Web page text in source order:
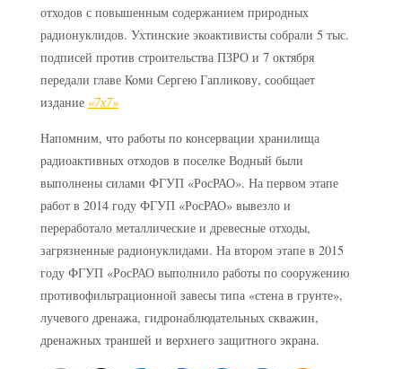
отходов с повышенным содержанием природных
радионуклидов. Ухтинские экоактивисты собрали 5 тыс.
подписей против строительства ПЗРО и 7 октября
передали главе Коми Сергею Гапликову, сообщает
издание «7х7»
Напомним, что работы по консервации хранилища
радиоактивных отходов в поселке Водный были
выполнены силами ФГУП «РосРАО». На первом этапе
работ в 2014 году ФГУП «РосРАО» вывезло и
переработало металлические и древесные отходы,
загрязненные радионуклидами. На втором этапе в 2015
году ФГУП «РосРАО выполнило работы по сооружению
противофильтрационной завесы типа «стена в грунте»,
лучевого дренажа, гидронаблюдательных скважин,
дренажных траншей и верхнего защитного экрана.